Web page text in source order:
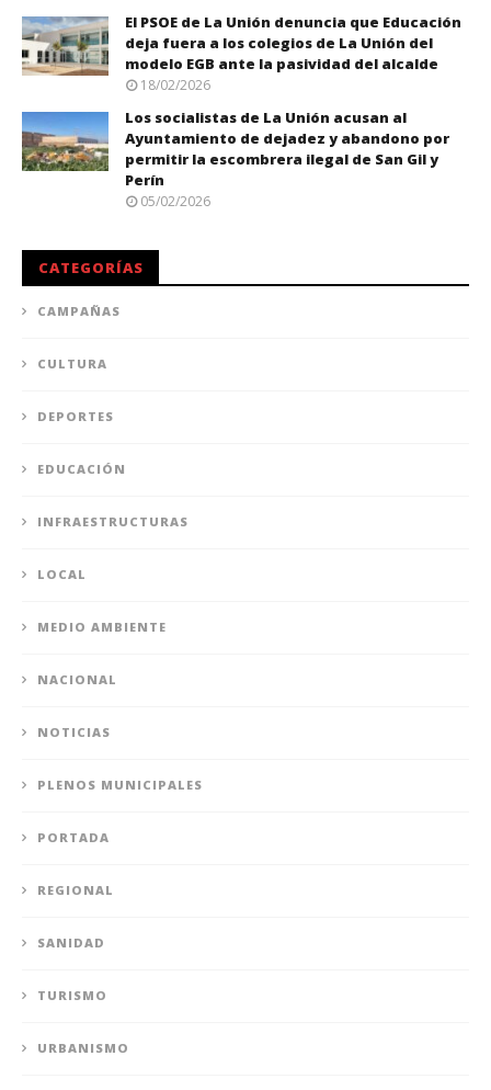
El PSOE de La Unión denuncia que Educación
deja fuera a los colegios de La Unión del
modelo EGB ante la pasividad del alcalde
18/02/2026
Los socialistas de La Unión acusan al
Ayuntamiento de dejadez y abandono por
permitir la escombrera ilegal de San Gil y
Perín
05/02/2026
CATEGORÍAS
CAMPAÑAS
CULTURA
DEPORTES
EDUCACIÓN
INFRAESTRUCTURAS
LOCAL
MEDIO AMBIENTE
NACIONAL
NOTICIAS
PLENOS MUNICIPALES
PORTADA
REGIONAL
SANIDAD
TURISMO
URBANISMO